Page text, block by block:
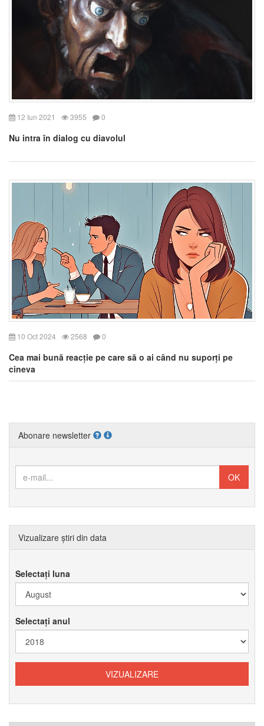
12 Iun 2021 3955 0
Nu intra în dialog cu diavolul
10 Oct 2024 2568 0
Cea mai bună reacție pe care să o ai când nu suporți pe
cineva
Abonare newsletter
Vizualizare știri din data
Selectați luna
Selectați anul